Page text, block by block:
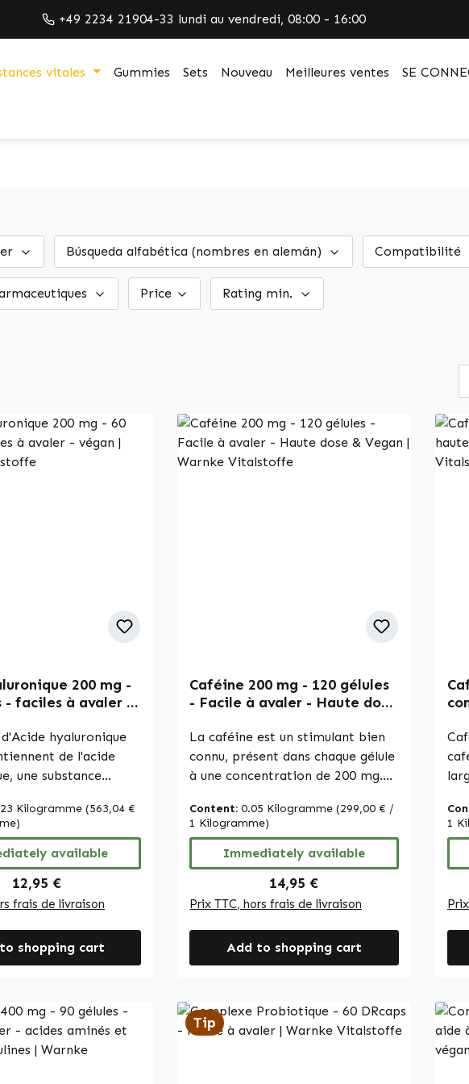
+49 2234 21904-33 lundi au vendredi, 08:00 - 16:00
vitales Gummies Sets Nouveau Meilleures ventes SE
Búsqueda alfabética (nombres en alemán) Compatibilité
Price Rating min.
200 mg -
- faciles à avaler -
hyaluronique
de l'acide
une substance
qui joue notamment
des articulations
Chaque gélule
mg d'acide
permettant un
par
offre une
et durable.
de la gélule est
microcristalline
agent de
leucine sert d'agent
Kilogramme (563,04 €
available
Regular price:
12,95 €
frais de livraison
shopping cart
Caféine 200 mg - 120 gélules
- Facile à avaler - Haute dose
La caféine est un stimulant bien
connu, présent dans chaque gélule
à une concentration de 200 mg.
poudre de caféine. Avec 120
gélules par boîte, ce produit offre
une solution pratique pour une
utilisation prolongée. La cellulose
microcristalline est utilisée
comme agent de charge, tandis
que
l’hydroxypropylméthylcellulose
constitue l’enveloppe de la gélule.
hydrogénée sont utilisées comme
auxiliaires technologiques.
Content:0.05 Kilogramme(299,00 € /
1 Kilogramme)
Immediately available
Regular price:
14,95 €
Prix TTC, hors frais de livraison
Add to shopping cart
la
1
Tip